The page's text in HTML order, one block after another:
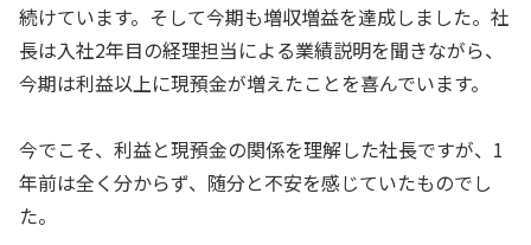
続けています。そして今期も増収増益を達成しました。社
長は入社2年目の経理担当による業績説明を聞きながら、
今期は利益以上に現預金が増えたことを喜んでいます。
今でこそ、利益と現預金の関係を理解した社長ですが、1
年前は全く分からず、随分と不安を感じていたものでし
た。